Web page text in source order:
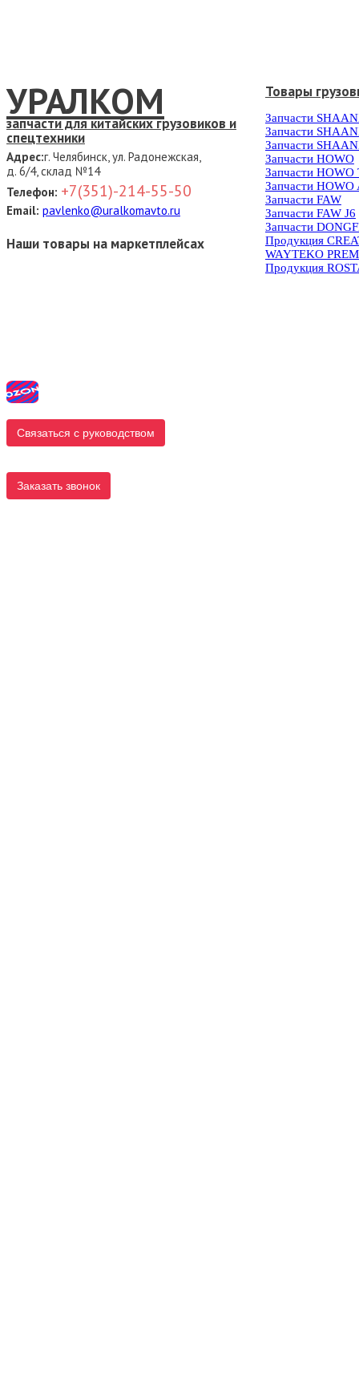
УРАЛКОМ
запчасти для китайских грузовиков и
спецтехники
Адрес:г. Челябинск, ул. Радонежская,
д. 6/4, склад №14
Телефон: +7(351)-214-55-50
Email: pavlenko@uralkomavto.ru
Наши товары на маркетплейсах
Связаться с руководством
Заказать звонок
Товары
Запчасти
Запчасти
Запчасти
Запчасти HOWO
Запчасти HOWO
Запчасти HOWO
Запчасти FAW
Запчасти FAW J6
Запчасти
Продукция
WAYTEKO
Продукция